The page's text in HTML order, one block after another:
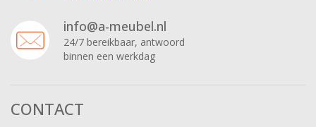
info@a-meubel.nl
24/7 bereikbaar, antwoord
binnen een werkdag
CONTACT